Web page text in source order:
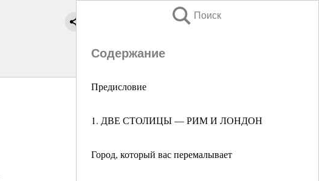
Поиск
Содержание
Предисловие
1. ДВЕ СТОЛИЦЫ — РИМ И ЛОНДОН
Город, который вас перемалывает